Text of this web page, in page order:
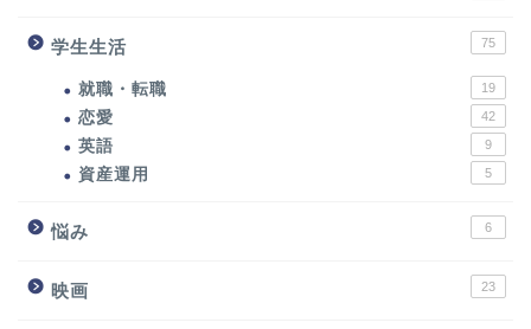
学生生活 75
就職・転職 19
恋愛 42
英語 9
資産運用 5
悩み 6
映画 23